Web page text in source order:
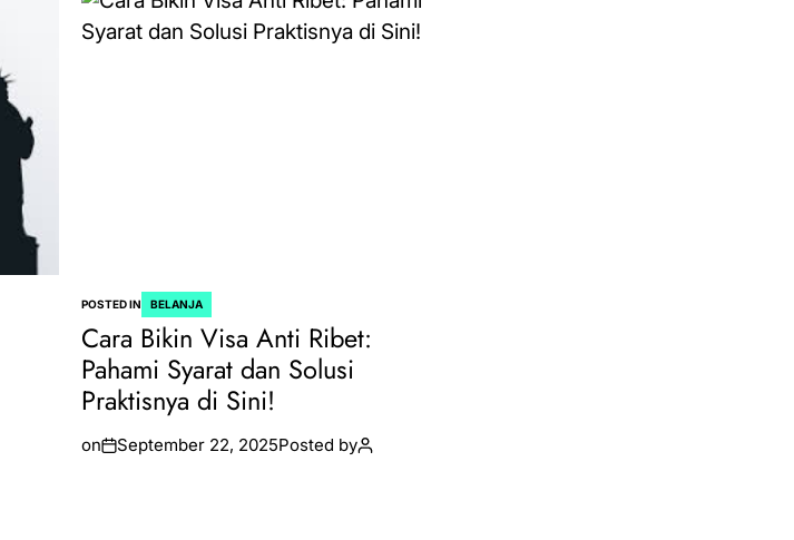
POSTED IN BELANJA
Cara Bikin Visa Anti Ribet:
Pahami Syarat dan Solusi
Praktisnya di Sini!
on September 22, 2025Posted by